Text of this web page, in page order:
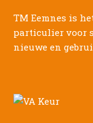
TM Eemnes is
particulier voor
nieuwe en